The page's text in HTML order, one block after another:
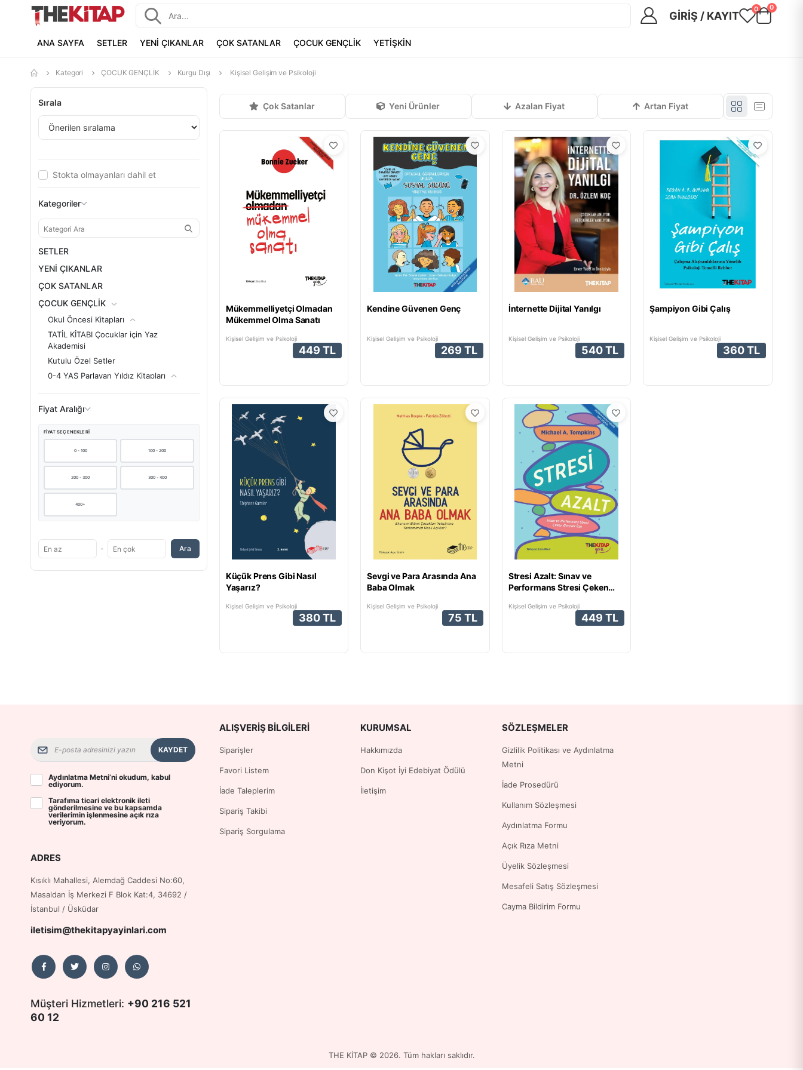
GIRIŞ / KAYIT
0 0
ANA SAYFA SETLER YENİ ÇIKANLAR ÇOK SATANLAR ÇOCUK GENÇLİK YETİŞKİN
Kategori ÇOCUK GENÇLİK Kurgu Dışı Kişisel Gelişim ve Psikoloji
Çok Satanlar Yeni Ürünler Azalan Fiyat Artan Fiyat
Mükemmelliyetçi Olmadan
Mükemmel Olma Sanatı
Kişisel Gelişim ve Psikoloji
449 TL
Kendine Güvenen Genç
Kişisel Gelişim ve Psikoloji
269 TL
İnternette Dijital Yanılgı
Kişisel Gelişim ve Psikoloji
540 TL
Şampiyon Gibi Çalış
Kişisel Gelişim ve Psikoloji
360 TL
Küçük Prens Gibi Nasıl
Yaşarız?
Kişisel Gelişim ve Psikoloji
380 TL
Sevgi ve Para Arasında Ana
Baba Olmak
Kişisel Gelişim ve Psikoloji
75 TL
Stresi Azalt: Sınav ve
Performans Stresi Çeken
Kişisel Gelişim ve Psikoloji
449 TL
Sırala
Stokta olmayanları dahil et
Kategoriler
SETLER
YENİ ÇIKANLAR
ÇOK SATANLAR
ÇOCUK GENÇLİK
Okul Öncesi Kitapları
TATİL KİTABI Çocuklar için Yaz
Akademisi
Kutulu Özel Setler
0-4 YAŞ Parlayan Yıldız Kitapları
8-14 YAŞ Çocuk Kitapları
Aktivite & Boyama
Çizgi Roman
Kurgu Dışı
Güncel ve Popüler
Kişisel Gelişim ve Psikoloji
YETİŞKİN
Fiyat Aralığı
FIYAT SEÇENEKLERI
0 - 100 100 - 200
200 - 300 300 - 400
400+
- Ara
ALIŞVERIŞ BILGILERI
Siparişler
Favori Listem
İade Taleplerim
Sipariş Takibi
Sipariş Sorgulama
KURUMSAL
Hakkımızda
Don Kişot İyi Edebiyat Ödülü
İletişim
SÖZLEŞMELER
Gizlilik Politikası ve Aydınlatma
Metni
İade Prosedürü
Kullanım Sözleşmesi
Aydınlatma Formu
Açık Rıza Metni
Üyelik Sözleşmesi
Mesafeli Satış Sözleşmesi
Cayma Bildirim Formu
KAYDET
Aydınlatma Metni’ni okudum, kabul
ediyorum.
Tarafıma ticari elektronik ileti
gönderilmesine ve bu kapsamda
verilerimin işlenmesineaçık rıza
veriyorum.
ADRES
Kısıklı Mahallesi, Alemdağ Caddesi No:60,
Masaldan İş Merkezi F Blok Kat:4, 34692 /
İstanbul / Üsküdar
iletisim@thekitapyayinlari.com
Müşteri Hizmetleri: +90 216 521
60 12
THE KİTAP © 2026. Tüm hakları saklıdır.